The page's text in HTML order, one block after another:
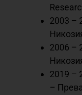
2003 –
2006 –
2019 –
–